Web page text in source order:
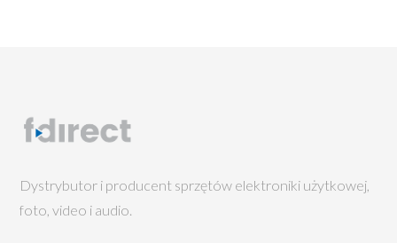
Dystrybutor i producent sprzętów elektroniki użytkowej,
foto, video i audio.